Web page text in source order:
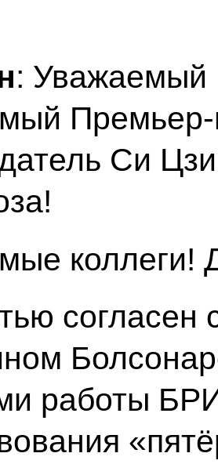
: Уважаемый
Си
коллеги!
согласен
работы